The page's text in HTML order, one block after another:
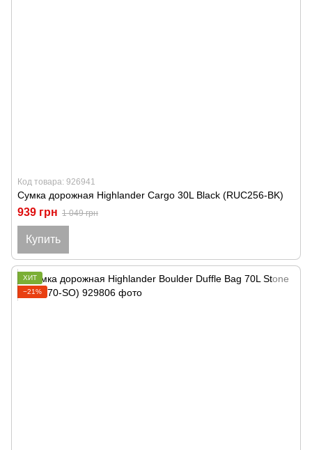
Код товара: 926941
Сумка дорожная Highlander Cargo 30L Black (RUC256-BK)
939 грн 1 049 грн
Купить
ХИТ
−21%